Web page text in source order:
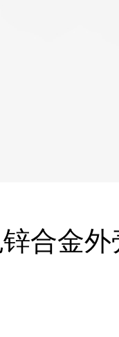
合金外